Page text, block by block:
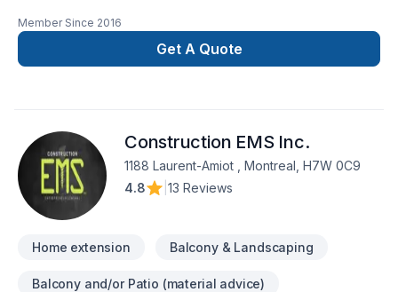
sinistre, Armoires, Carrelage, Charpentier, Commercial,
Cuisine, Démolition, Escalier et rampe, Garage, Gouttières,
Gypse, Meubles, Peinture, Plancher, Rénovation générale,
adaptée à chaque client, pour garantir des résultats au-delà
de vos attentes. Demandez votre soumission personnalisée
et démarrez votre projet en toute confiance.
Member Since 2016
Get A Quote
Construction EMS Inc.
1188 Laurent-Amiot , Montreal, H7W 0C9
4.8
13 Reviews
Home extension Balcony & Landscaping
Balcony and/or Patio (material advice)